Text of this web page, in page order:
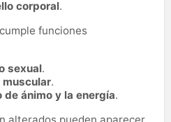
corporal.
funciones
sexual.
muscular.
de ánimo y la energía.
alterados pueden aparecer